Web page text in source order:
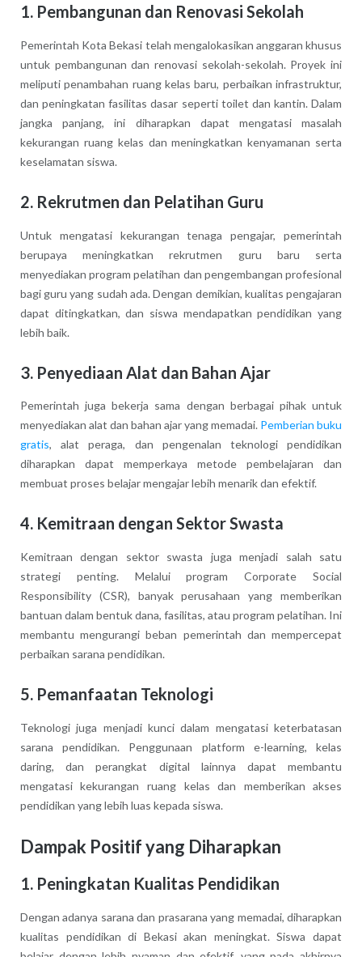
1. Pembangunan dan Renovasi Sekolah
Pemerintah Kota Bekasi telah mengalokasikan anggaran khusus
untuk pembangunan dan renovasi sekolah-sekolah. Proyek ini
meliputi penambahan ruang kelas baru, perbaikan infrastruktur,
dan peningkatan fasilitas dasar seperti toilet dan kantin. Dalam
jangka panjang, ini diharapkan dapat mengatasi masalah
kekurangan ruang kelas dan meningkatkan kenyamanan serta
keselamatan siswa.
2. Rekrutmen dan Pelatihan Guru
Untuk mengatasi kekurangan tenaga pengajar, pemerintah
berupaya meningkatkan rekrutmen guru baru serta
menyediakan program pelatihan dan pengembangan profesional
bagi guru yang sudah ada. Dengan demikian, kualitas pengajaran
dapat ditingkatkan, dan siswa mendapatkan pendidikan yang
lebih baik.
3. Penyediaan Alat dan Bahan Ajar
Pemerintah juga bekerja sama dengan berbagai pihak untuk
menyediakan alat dan bahan ajar yang memadai. Pemberian buku
gratis, alat peraga, dan pengenalan teknologi pendidikan
diharapkan dapat memperkaya metode pembelajaran dan
membuat proses belajar mengajar lebih menarik dan efektif.
4. Kemitraan dengan Sektor Swasta
Kemitraan dengan sektor swasta juga menjadi salah satu
strategi penting. Melalui program Corporate Social
Responsibility (CSR), banyak perusahaan yang memberikan
bantuan dalam bentuk dana, fasilitas, atau program pelatihan. Ini
membantu mengurangi beban pemerintah dan mempercepat
perbaikan sarana pendidikan.
5. Pemanfaatan Teknologi
Teknologi juga menjadi kunci dalam mengatasi keterbatasan
sarana pendidikan. Penggunaan platform e-learning, kelas
daring, dan perangkat digital lainnya dapat membantu
mengatasi kekurangan ruang kelas dan memberikan akses
pendidikan yang lebih luas kepada siswa.
Dampak Positif yang Diharapkan
1. Peningkatan Kualitas Pendidikan
Dengan adanya sarana dan prasarana yang memadai, diharapkan
kualitas pendidikan di Bekasi akan meningkat. Siswa dapat